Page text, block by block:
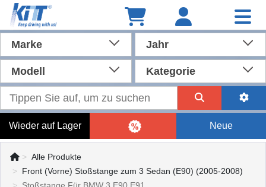
Marke Jahr
Modell Kategorie
Wieder auf Lager Neue
Alle Produkte
Front (Vorne) Stoßstange zum 3 Sedan (E90) (2005-2008)